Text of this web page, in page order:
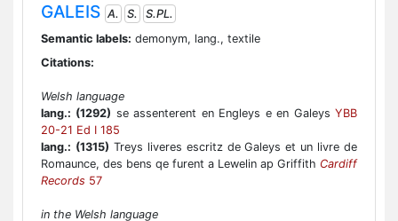
GALEIS A. S.
S.PL.
Semantic labels: demonym, lang., textile
Citations:
Welsh language
lang.: (1292) se assenterent en Engleys e en GaleysYBB
20-21 Ed I 185
lang.: (1315) Treys liveres escritz de Galeys et un livre de
Romaunce, des bens qe furent a Lewelin ap Griffith Cardiff
Records 57
in the Welsh language